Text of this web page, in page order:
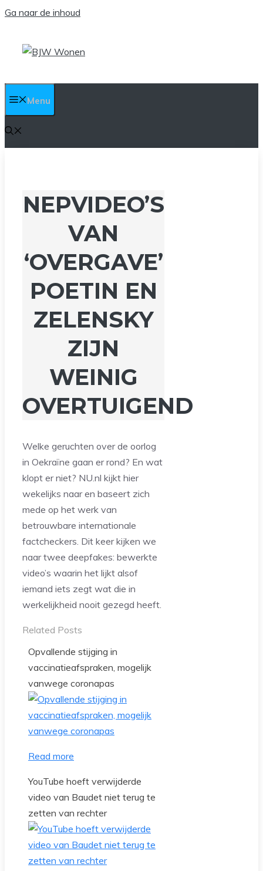
Ga naar de inhoud
Menu
NEPVIDEO’S
VAN
‘OVERGAVE’
POETIN EN
ZELENSKY
ZIJN
WEINIG
OVERTUIGEND
Welke geruchten over de oorlog
in Oekraïne gaan er rond? En wat
klopt er niet? NU.nl kijkt hier
wekelijks naar en baseert zich
mede op het werk van
betrouwbare internationale
factcheckers. Dit keer kijken we
naar twee deepfakes: bewerkte
video’s waarin het lijkt alsof
iemand iets zegt wat die in
werkelijkheid nooit gezegd heeft.
Related Posts
Opvallende stijging in
vaccinatieafspraken, mogelijk
vanwege coronapas
Read more
YouTube hoeft verwijderde
video van Baudet niet terug te
zetten van rechter